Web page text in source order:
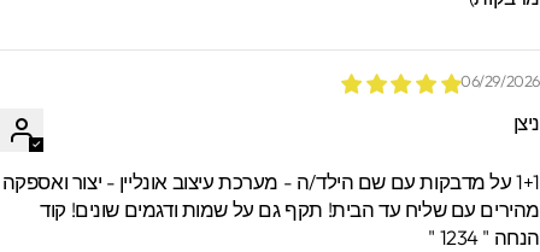
06/29/
1+1 על מדבקות עם שם הילד/ה - מערכת עיצוב אונליין - יצור ואספקה
עם שליח עד הבית! תקף גם על שמות ודגמים שונים! קוד
" 1234 "